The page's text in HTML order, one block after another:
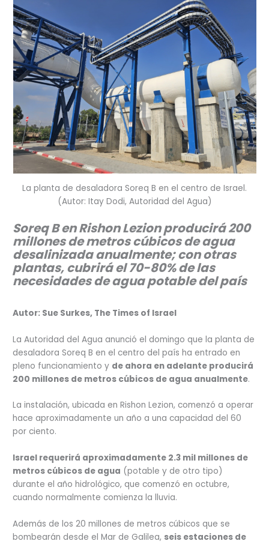
La planta de desaladora Soreq B en el centro de Israel.
(Autor: Itay Dodi, Autoridad del Agua)
Soreq B en Rishon Lezion producirá 200
millones de metros cúbicos de agua
desalinizada anualmente; con otras
plantas, cubrirá el 70-80% de las
necesidades de agua potable del país
Autor: Sue Surkes, The Times of Israel
La Autoridad del Agua anunció el domingo que la planta de
desaladora Soreq B en el centro del país ha entrado en
pleno funcionamiento y de ahora en adelante producirá
200 millones de metros cúbicos de agua anualmente.
La instalación, ubicada en Rishon Lezion, comenzó a operar
hace aproximadamente un año a una capacidad del 60
por ciento.
Israel requerirá aproximadamente 2.3 mil millones de
metros cúbicos de agua (potable y de otro tipo)
durante el año hidrológico, que comenzó en octubre,
cuando normalmente comienza la lluvia.
Además de los 20 millones de metros cúbicos que se
bombearán desde el Mar de Galilea, seis estaciones de